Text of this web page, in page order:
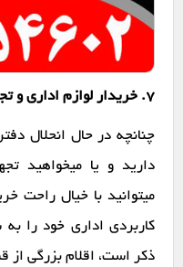
7. خریدار لوازم اداری و تجهیزات شرکتی (فقط اقلام کوچک)
چنانچه در حال انحلال
دارید و یا میخواهید
میتوانید با خیال راحت
کاربردی اداری خود را
ذکر است، اقلام بزرگی از